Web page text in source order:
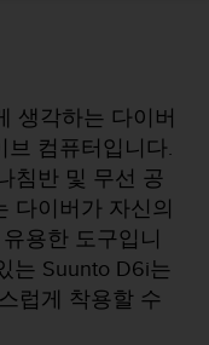
생각하는 다이버
컴퓨터입니다.
침반 및 무선 공
다이버가 자신의
용한 도구입니
는 Suunto D6i는
럽게 착용할 수